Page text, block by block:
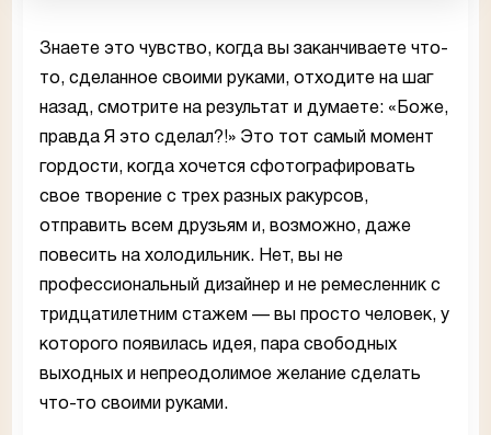
Знаете это чувство, когда вы заканчиваете что-
то, сделанное своими руками, отходите на шаг
назад, смотрите на результат и думаете: «Боже,
правда Я это сделал?!» Это тот самый момент
гордости, когда хочется сфотографировать
свое творение с трех разных ракурсов,
отправить всем друзьям и, возможно, даже
повесить на холодильник. Нет, вы не
профессиональный дизайнер и не ремесленник с
тридцатилетним стажем — вы просто человек, у
которого появилась идея, пара свободных
выходных и непреодолимое желание сделать
что-то своими руками.